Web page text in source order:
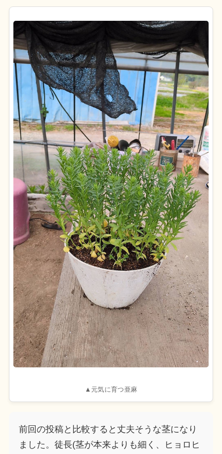
▲元気に育つ亜麻
前回の投稿と比較すると丈夫そうな茎になり
ました。徒長(茎が本来よりも細く、ヒョロヒ